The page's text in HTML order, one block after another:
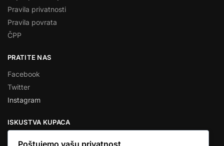
Pravila privatnosti
Pravila povrata
ČPP
PRATITE NAS
Facebook
Twitter
Instagram
ISKUSTVA KUPACA